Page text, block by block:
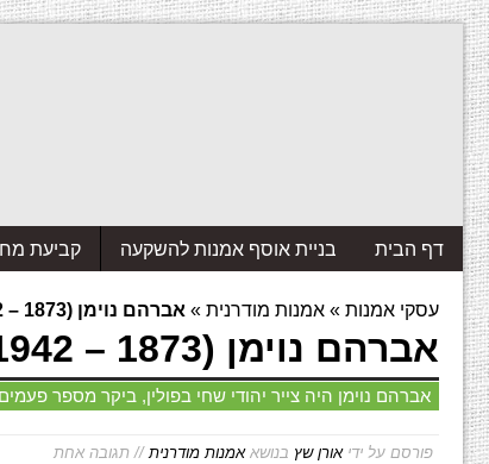
דף הבית בניית אוסף אמנות להשקעה קביעת
עסקי אמנות » אמנות מודרנית » אברהם נוימן (1873 – 1942)
אברהם נוימן (1873 – 1942)
אברהם נוימן היה צייר יהודי שחי בפולין, ביקר מספר
פורסם על ידיאורן שץ בנושאאמנות מודרנית// תגובה אחת